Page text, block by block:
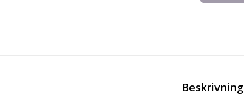
Beskrivning